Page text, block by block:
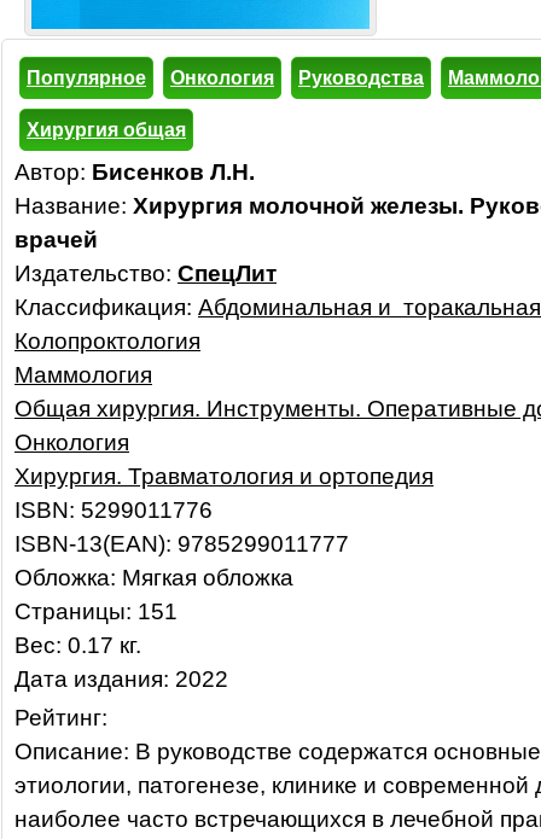
Популярное Онкология Руководства
Хирургия общая
Автор: Бисенков Л.Н.
Название: Хирургия молочной железы.
врачей
Издательство: СпецЛит
Классификация: Абдоминальная и
Колопроктология
Маммология
Общая хирургия. Инструменты. Оперативные
Онкология
Хирургия. Травматология и ортопедия
ISBN: 5299011776
ISBN-13(EAN): 9785299011777
Обложка: Мягкая обложка
Страницы: 151
Вес: 0.17 кг.
Дата издания: 2022
Рейтинг:
Описание: В руководстве содержатся
этиологии, патогенезе, клинике и современной
наиболее часто встречающихся в лечебной